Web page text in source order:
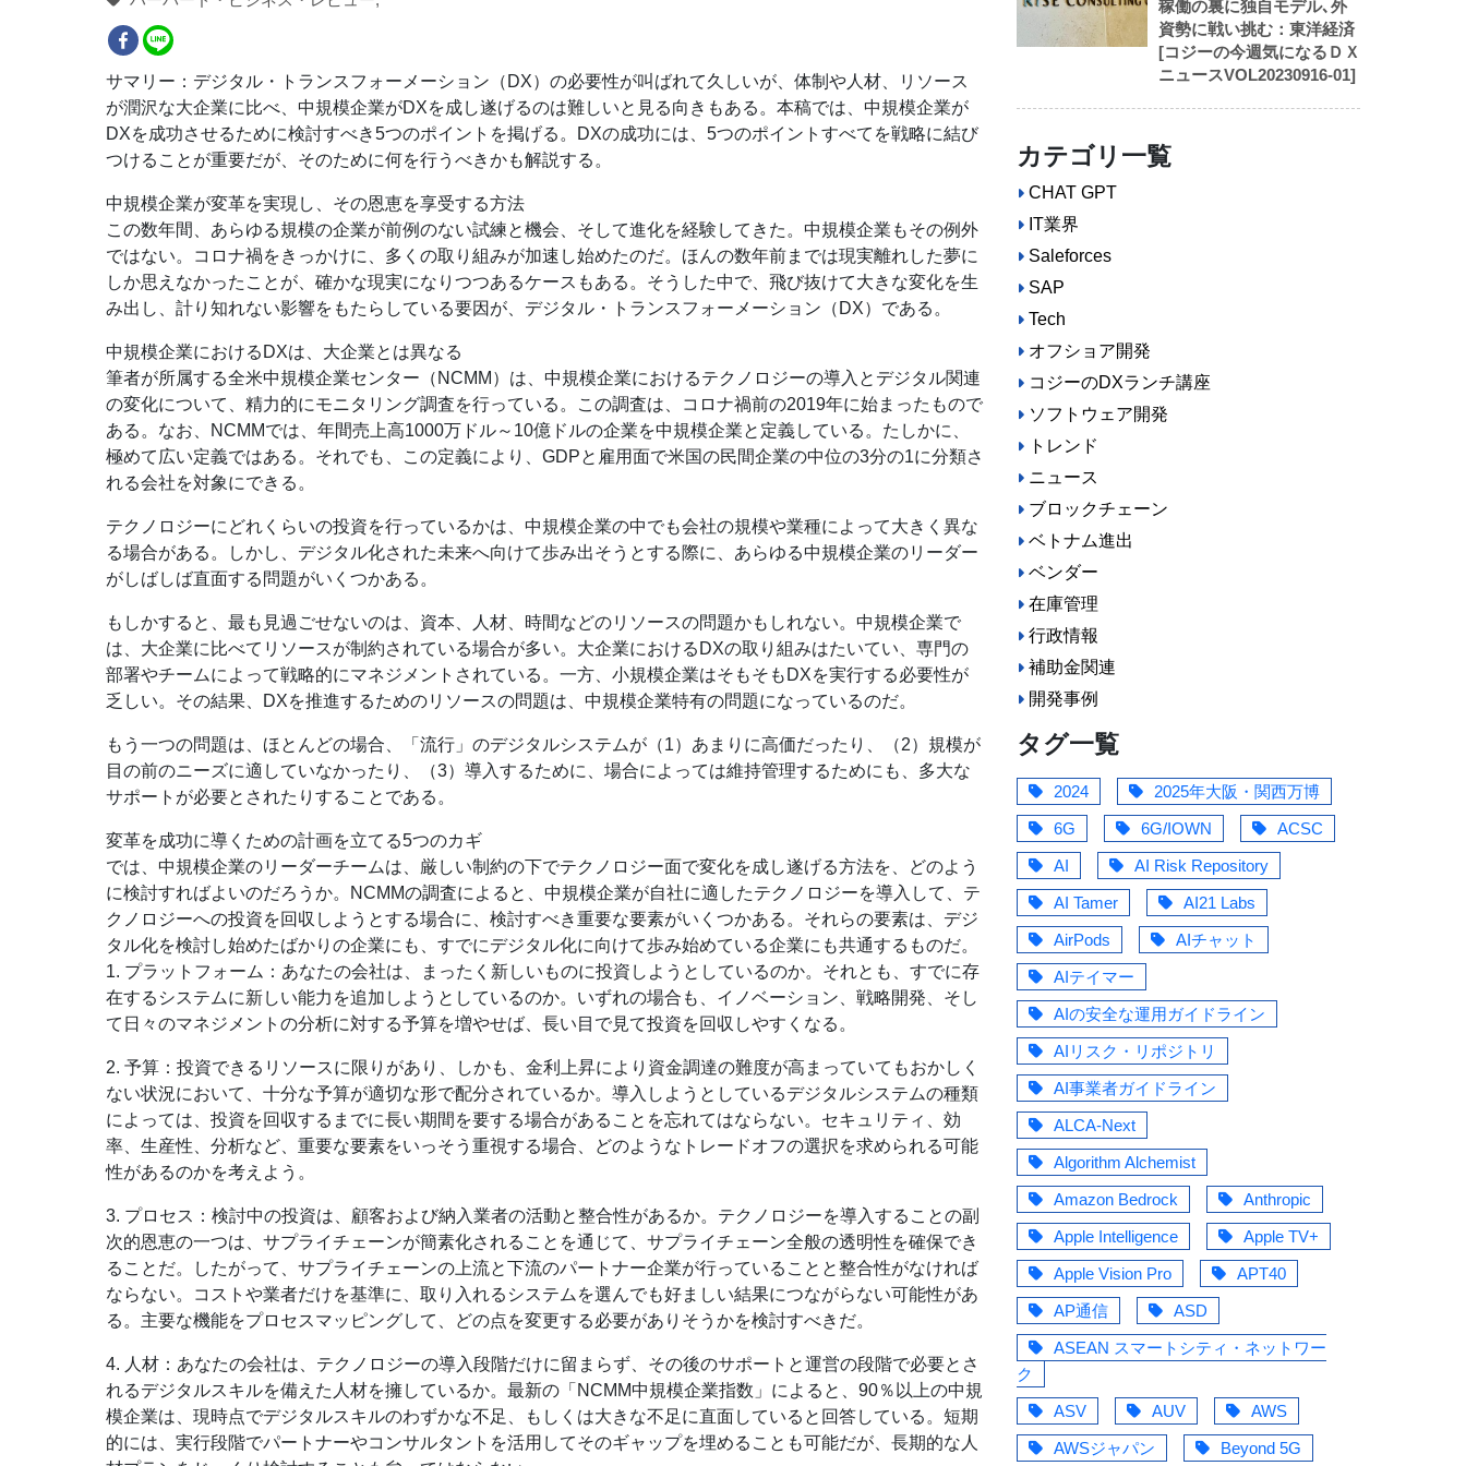
サマリー：デジタル・トランスフォーメーション（DX）の必要性が叫ばれて久しいが、体制や人材、リソース
が潤沢な大企業に比べ、中規模企業がDXを成し遂げるのは難しいと見る向きもある。本稿では、中規模企業が
DXを成功させるために検討すべき5つのポイントを掲げる。DXの成功には、5つのポイントすべてを戦略に結び
つけることが重要だが、そのために何を行うべきかも解説する。
中規模企業が変革を実現し、その恩恵を享受する方法
この数年間、あらゆる規模の企業が前例のない試練と機会、そして進化を経験してきた。中規模企業もその例外
ではない。コロナ禍をきっかけに、多くの取り組みが加速し始めたのだ。ほんの数年前までは現実離れした夢に
しか思えなかったことが、確かな現実になりつつあるケースもある。そうした中で、飛び抜けて大きな変化を生
み出し、計り知れない影響をもたらしている要因が、デジタル・トランスフォーメーション（DX）である。
中規模企業におけるDXは、大企業とは異なる
筆者が所属する全米中規模企業センター（NCMM）は、中規模企業におけるテクノロジーの導入とデジタル関連
の変化について、精力的にモニタリング調査を行っている。この調査は、コロナ禍前の2019年に始まったもので
ある。なお、NCMMでは、年間売上高1000万ドル～10億ドルの企業を中規模企業と定義している。たしかに、
極めて広い定義ではある。それでも、この定義により、GDPと雇用面で米国の民間企業の中位の3分の1に分類さ
れる会社を対象にできる。
テクノロジーにどれくらいの投資を行っているかは、中規模企業の中でも会社の規模や業種によって大きく異な
る場合がある。しかし、デジタル化された未来へ向けて歩み出そうとする際に、あらゆる中規模企業のリーダー
がしばしば直面する問題がいくつかある。
もしかすると、最も見過ごせないのは、資本、人材、時間などのリソースの問題かもしれない。中規模企業で
は、大企業に比べてリソースが制約されている場合が多い。大企業におけるDXの取り組みはたいてい、専門の
部署やチームによって戦略的にマネジメントされている。一方、小規模企業はそもそもDXを実行する必要性が
乏しい。その結果、DXを推進するためのリソースの問題は、中規模企業特有の問題になっているのだ。
もう一つの問題は、ほとんどの場合、「流行」のデジタルシステムが（1）あまりに高価だったり、（2）規模が
目の前のニーズに適していなかったり、（3）導入するために、場合によっては維持管理するためにも、多大な
サポートが必要とされたりすることである。
変革を成功に導くための計画を立てる5つのカギ
では、中規模企業のリーダーチームは、厳しい制約の下でテクノロジー面で変化を成し遂げる方法を、どのよう
に検討すればよいのだろうか。NCMMの調査によると、中規模企業が自社に適したテクノロジーを導入して、テ
クノロジーへの投資を回収しようとする場合に、検討すべき重要な要素がいくつかある。それらの要素は、デジ
タル化を検討し始めたばかりの企業にも、すでにデジタル化に向けて歩み始めている企業にも共通するものだ。
1. プラットフォーム：あなたの会社は、まったく新しいものに投資しようとしているのか。それとも、すでに存
在するシステムに新しい能力を追加しようとしているのか。いずれの場合も、イノベーション、戦略開発、そし
て日々のマネジメントの分析に対する予算を増やせば、長い目で見て投資を回収しやすくなる。
2. 予算：投資できるリソースに限りがあり、しかも、金利上昇により資金調達の難度が高まっていてもおかしく
ない状況において、十分な予算が適切な形で配分されているか。導入しようとしているデジタルシステムの種類
によっては、投資を回収するまでに長い期間を要する場合があることを忘れてはならない。セキュリティ、効
率、生産性、分析など、重要な要素をいっそう重視する場合、どのようなトレードオフの選択を求められる可能
性があるのかを考えよう。
3. プロセス：検討中の投資は、顧客および納入業者の活動と整合性があるか。テクノロジーを導入することの副
次的恩恵の一つは、サプライチェーンが簡素化されることを通じて、サプライチェーン全般の透明性を確保でき
ることだ。したがって、サプライチェーンの上流と下流のパートナー企業が行っていることと整合性がなければ
ならない。コストや業者だけを基準に、取り入れるシステムを選んでも好ましい結果につながらない可能性があ
る。主要な機能をプロセスマッピングして、どの点を変更する必要がありそうかを検討すべきだ。
4. 人材：あなたの会社は、テクノロジーの導入段階だけに留まらず、その後のサポートと運営の段階で必要とさ
れるデジタルスキルを備えた人材を擁しているか。最新の「NCMM中規模企業指数」によると、90％以上の中規
模企業は、現時点でデジタルスキルのわずかな不足、もしくは大きな不足に直面していると回答している。短期
的には、実行段階でパートナーやコンサルタントを活用してそのギャップを埋めることも可能だが、長期的な人
稼働の裏に独自モデル､外
資勢に戦い挑む：東洋経済
[コジーの今週気になるＤＸ
ニュースVOL20230916-01]
カテゴリ一覧
CHAT GPT
IT業界
Saleforces
SAP
Tech
オフショア開発
コジーのDXランチ講座
ソフトウェア開発
トレンド
ニュース
ブロックチェーン
ベトナム進出
ベンダー
在庫管理
行政情報
補助金関連
開発事例
タグ一覧
2024
2025年大阪・関西万博
6G
6G/IOWN
ACSC
AI
AI Risk Repository
AI Tamer
AI21 Labs
AirPods
AIチャット
AIテイマー
AIの安全な運用ガイドライン
AIリスク・リポジトリ
AI事業者ガイドライン
ALCA-Next
Algorithm Alchemist
Amazon Bedrock
Anthropic
Apple Intelligence
Apple TV+
Apple Vision Pro
APT40
AP通信
ASD
ASEAN スマートシティ・ネットワー
ク
ASV
AUV
AWS
AWSジャパン
Beyond 5G